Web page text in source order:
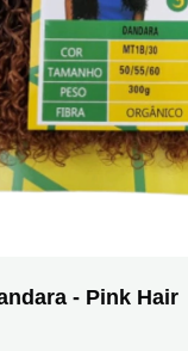
- Pink Hair